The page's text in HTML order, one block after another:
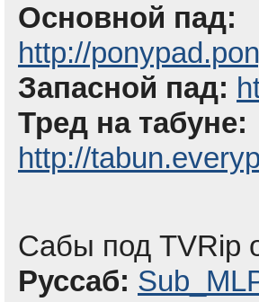
Основной пад:
http://
Запасной пад:
Тред на табуне:
http://
Сабы под TVRip
Руссаб: